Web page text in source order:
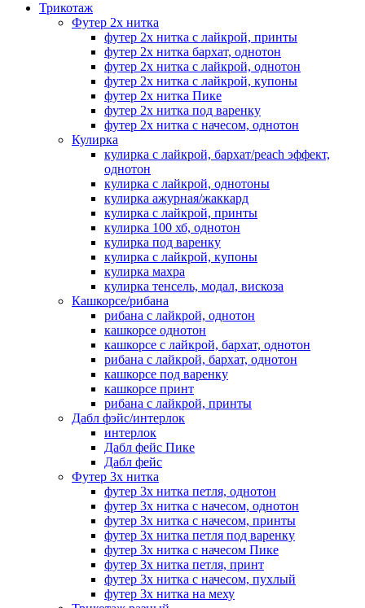
Трикотаж
Футер 2х нитка
футер 2х нитка с лайкрой, принты
футер 2х нитка бархат, однотон
футер 2х нитка с лайкрой, однотон
футер 2х нитка с лайкрой, купоны
футер 2х нитка Пике
футер 2х нитка под варенку
футер 2х нитка с начесом, однотон
Кулирка
кулирка с лайкрой, бархат/peach эффект,
однотон
кулирка с лайкрой, однотоны
кулирка ажурная/жаккард
кулирка с лайкрой, принты
кулирка 100 хб, однотон
кулирка под варенку
кулирка с лайкрой, купоны
кулирка махра
кулирка тенсель, модал, вискоза
Кашкорсе/рибана
рибана с лайкрой, однотон
кашкорсе однотон
кашкорсе с лайкрой, бархат, однотон
рибана с лайкрой, бархат, однотон
кашкорсе под варенку
кашкорсе принт
рибана с лайкрой, принты
Дабл фэйс/интерлок
интерлок
Дабл фейс Пике
Дабл фейс
Футер 3х нитка
футер 3х нитка петля, однотон
футер 3х нитка с начесом, однотон
футер 3х нитка с начесом, принты
футер 3х нитка петля под варенку
футер 3х нитка с начесом Пике
футер 3х нитка петля, принт
футер 3х нитка с начесом, пухлый
футер 3х нитка на меху